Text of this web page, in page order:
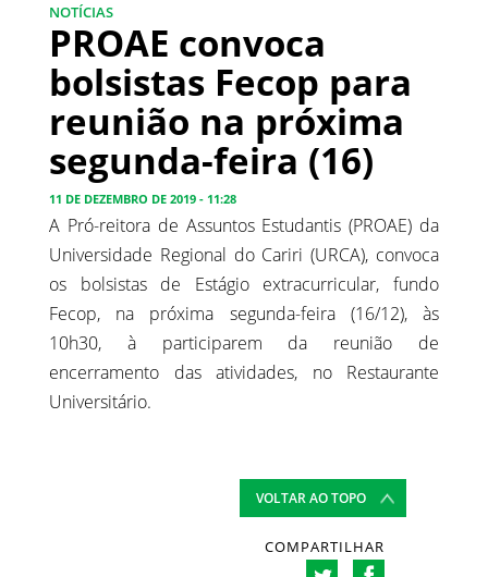
NOTÍCIAS
PROAE convoca
bolsistas Fecop para
reunião na próxima
segunda-feira (16)
11 DE DEZEMBRO DE 2019 - 11:28
A Pró-reitora de Assuntos Estudantis (PROAE) da
Universidade Regional do Cariri (URCA), convoca
os bolsistas de Estágio extracurricular, fundo
Fecop, na próxima segunda-feira (16/12), às
10h30, à participarem da reunião de
encerramento das atividades, no Restaurante
Universitário.
VOLTAR AO TOPO
COMPARTILHAR